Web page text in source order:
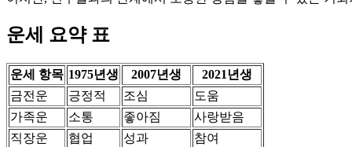
운세 요약 표
운세 항목 1975년생 2007년생
2021년생
금전운
긍정적 조심
도움
가족운
소통 좋아짐
사랑받음
직장운
협업 성과
참여